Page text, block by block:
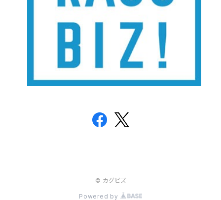
© カグビズ
Powered by